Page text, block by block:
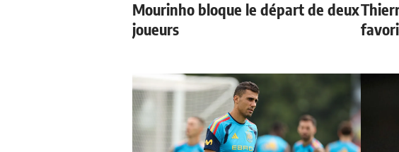
Mourinho bloque le départ de deux
joueurs